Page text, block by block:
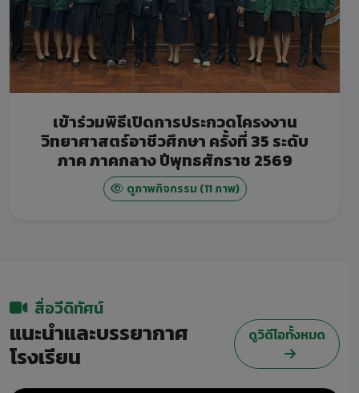
เข้าร่วมพิธีเปิดการประกวดโครงงาน
วิทยาศาสตร์อาชีวศึกษา ครั้งที่ 35 ระดับ
ภาค ภาคกลาง ปีพุทธศักราช 2569
ดูภาพกิจกรรม (11 ภาพ)
สื่อวีดิทัศน์
แนะนำและบรรยากาศ
โรงเรียน
ดูวิดีโอทั้งหมด